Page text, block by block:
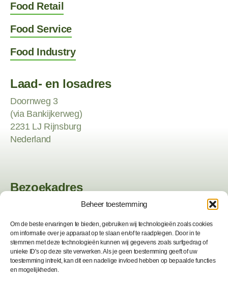
Beheer toestemming
Om de beste ervaringen te bieden, gebruiken wij technologieën zoals cookies
om informatie over je apparaat op te slaan en/of te raadplegen. Door in te
stemmen met deze technologieën kunnen wij gegevens zoals surfgedrag of
unieke ID's op deze site verwerken. Als je geen toestemming geeft of uw
toestemming intrekt, kan dit een nadelige invloed hebben op bepaalde functies
en mogelijkheden.
Food Retail
Food Service
Food Industry
Laad- en losadres
Doornweg 3
(via Bankijkerweg)
2231 LJ Rijnsburg
Nederland
Bezoekadres
Heemskerk fresh & easy
2231 NS Rijnsburg
Nederland
Bekijkhierde plattegrond